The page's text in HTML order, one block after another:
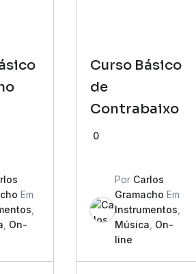
Em
On-
Curso Básico
de
Contrabaixo
0
Por Carlos
Gramacho Em
Instrumentos
Música On-
line